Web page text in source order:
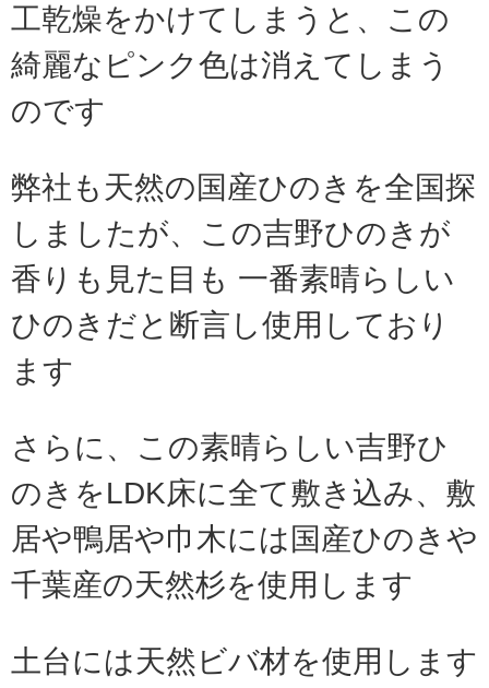
工乾燥をかけてしまうと、この
綺麗なピンク色は消えてしまう
のです
弊社も天然の国産ひのきを全国探
しましたが、この吉野ひのきが
香りも見た目も 一番素晴らしい
ひのきだと断言し使用しており
ます
さらに、この素晴らしい吉野ひ
のきをLDK床に全て敷き込み、敷
居や鴨居や巾木には国産ひのきや
千葉産の天然杉を使用します
土台には天然ビバ材を使用します